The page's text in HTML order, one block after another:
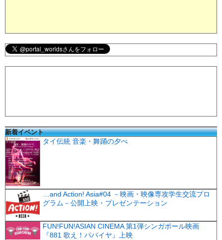
新着イベント
タイ伝統 音楽・舞踊の夕べ
…and Action! Asia#04 －映画・映像専攻学生交流プロ
グラム－公開上映・プレゼンテーション
FUN!FUN!ASIAN CINEMA 第1弾シンガポール映画
『881 歌え！パパイヤ』上映